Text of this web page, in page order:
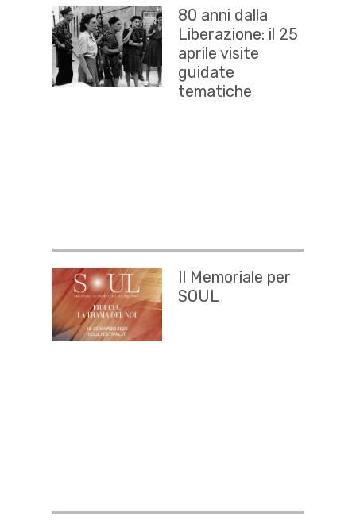
80 anni dalla
Liberazione: il 25
aprile visite
guidate
tematiche
Il Memoriale per
SOUL